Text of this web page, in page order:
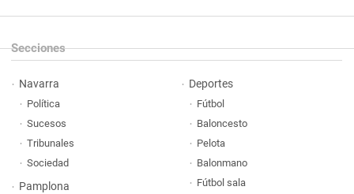
Secciones
Navarra
Política
Sucesos
Tribunales
Sociedad
Pamplona
Deportes
Fútbol
Baloncesto
Pelota
Balonmano
Fútbol sala